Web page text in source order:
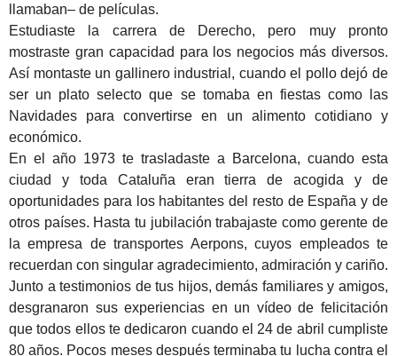
llamaban– de películas.
Estudiaste la carrera de Derecho, pero muy pronto
mostraste gran capacidad para los negocios más diversos.
Así montaste un gallinero industrial, cuando el pollo dejó de
ser un plato selecto que se tomaba en fiestas como las
Navidades para convertirse en un alimento cotidiano y
económico.
En el año 1973 te trasladaste a Barcelona, cuando esta
ciudad y toda Cataluña eran tierra de acogida y de
oportunidades para los habitantes del resto de España y de
otros países. Hasta tu jubilación trabajaste como gerente de
la empresa de transportes Aerpons, cuyos empleados te
recuerdan con singular agradecimiento, admiración y cariño.
Junto a testimonios de tus hijos, demás familiares y amigos,
desgranaron sus experiencias en un vídeo de felicitación
que todos ellos te dedicaron cuando el 24 de abril cumpliste
80 años. Pocos meses después terminaba tu lucha contra el